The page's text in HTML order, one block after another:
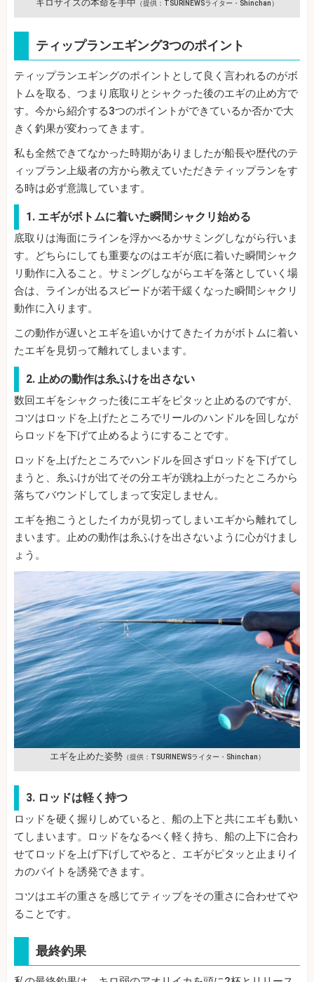
キロサイズの本命を手中 （提供：TSURINEWSライター・Shinchan）
ティップランエギング3つのポイント
ティップランエギングのポイントとして良く言われるのがボ
トムを取る、つまり底取りとシャクった後のエギの止め方で
す。今から紹介する3つのポイントができているか否かで大
きく釣果が変わってきます。
私も全然できてなかった時期がありましたが船長や歴代のテ
ィップラン上級者の方から教えていただきティップランをす
る時は必ず意識しています。
1. エギがボトムに着いた瞬間シャクリ始める
底取りは海面にラインを浮かべるかサミングしながら行いま
す。どちらにしても重要なのはエギが底に着いた瞬間シャク
リ動作に入ること。サミングしながらエギを落としていく場
合は、ラインが出るスピードが若干緩くなった瞬間シャクリ
動作に入ります。
この動作が遅いとエギを追いかけてきたイカがボトムに着い
たエギを見切って離れてしまいます。
2. 止めの動作は糸ふけを出さない
数回エギをシャクった後にエギをピタッと止めるのですが、
コツはロッドを上げたところでリールのハンドルを回しなが
らロッドを下げて止めるようにすることです。
ロッドを上げたところでハンドルを回さずロッドを下げてし
まうと、糸ふけが出てその分エギが跳ね上がったところから
落ちてバウンドしてしまって安定しません。
エギを抱こうとしたイカが見切ってしまいエギから離れてし
まいます。止めの動作は糸ふけを出さないように心がけまし
ょう。
エギを止めた姿勢（提供：TSURINEWSライター・Shinchan）
3. ロッドは軽く持つ
ロッドを硬く握りしめていると、船の上下と共にエギも動い
てしまいます。ロッドをなるべく軽く持ち、船の上下に合わ
せてロッドを上げ下げしてやると、エギがピタッと止まりイ
カのバイトを誘発できます。
コツはエギの重さを感じてティップをその重さに合わせてや
ることです。
最終釣果